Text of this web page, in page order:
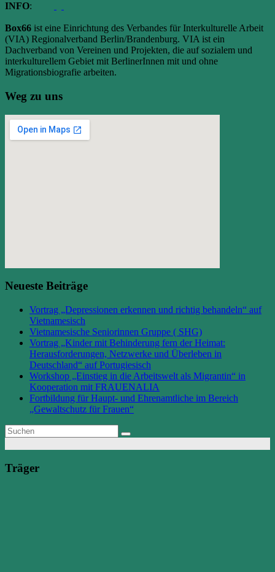
INFO:
Box66 ist eine Einrichtung des Verbandes für Interkulturelle Arbeit
(VIA) Regionalverband Berlin/Brandenburg. VIA ist ein
Dachverband von Vereinen und Projekten, die auf sozialem und
interkulturellem Gebiet mit BerlinerInnen mit und ohne
Migrationsbiografie arbeiten.
Weg zu uns
Neueste Beiträge
Vortrag „Depressionen erkennen und richtig behandeln“ auf
Vietnamesisch
Vietnamesische Seniorinnen Gruppe ( SHG)
Vortrag „Kinder mit Behinderung fern der Heimat:
Herausforderungen, Netzwerke und Überleben in
Deutschland“ auf Portugiesisch
Workshop „Einstieg in die Arbeitswelt als Migrantin“ in
Kooperation mit FRAUENALIA
Fortbildung für Haupt- und Ehrenamtliche im Bereich
„Gewaltschutz für Frauen“
Träger